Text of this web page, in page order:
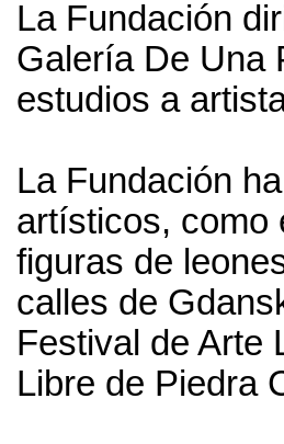
La Fundación
Galería De Una
estudios a
La Fundación
artísticos, como
figuras de
calles de
Festival de Arte
Libre de Piedra